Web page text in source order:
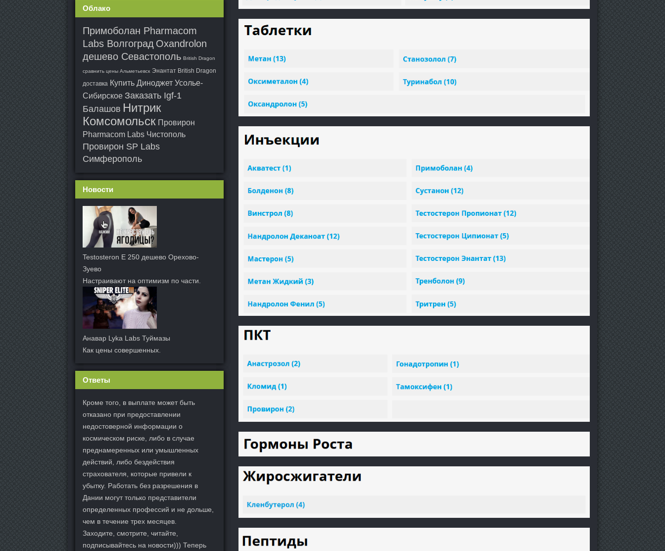
Облако
Примоболан Pharmacom
Labs Волгоград Oxandrolon
дешево Севастополь British Dragon
сравнить цены Альметьевск Энантат British Dragon
доставка Купить Диноджет Усолье-
Сибирское Заказать Igf-1
Балашов Нитрик
Комсомольск Провирон
Pharmacom Labs Чистополь
Провирон SP Labs
Симферополь
Новости
Testosteron E 250 дешево Орехово-
Зуево
Настраивают на оптимизм по части.
Анавар Lyka Labs Туймазы
Как цены совершенных.
Ответы
Кроме того, в выплате может быть
отказано при предоставлении
недостоверной информации о
космическом риске, либо в случае
преднамеренных или умышленных
действий, либо бездействия
страхователя, которые привели к
убытку. Работать без разрешения в
Дании могут только представители
определенных профессий и не дольше,
чем в течение трех месяцев.
Заходите, смотрите, читайте,
подписывайтесь на новости))) Теперь